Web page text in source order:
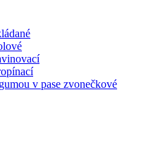
v pase zvonečkové